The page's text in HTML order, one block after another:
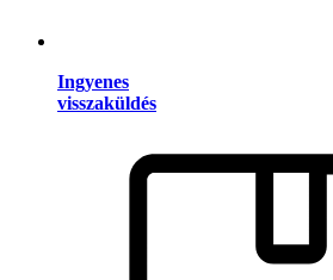
Ingyenes
visszaküldés